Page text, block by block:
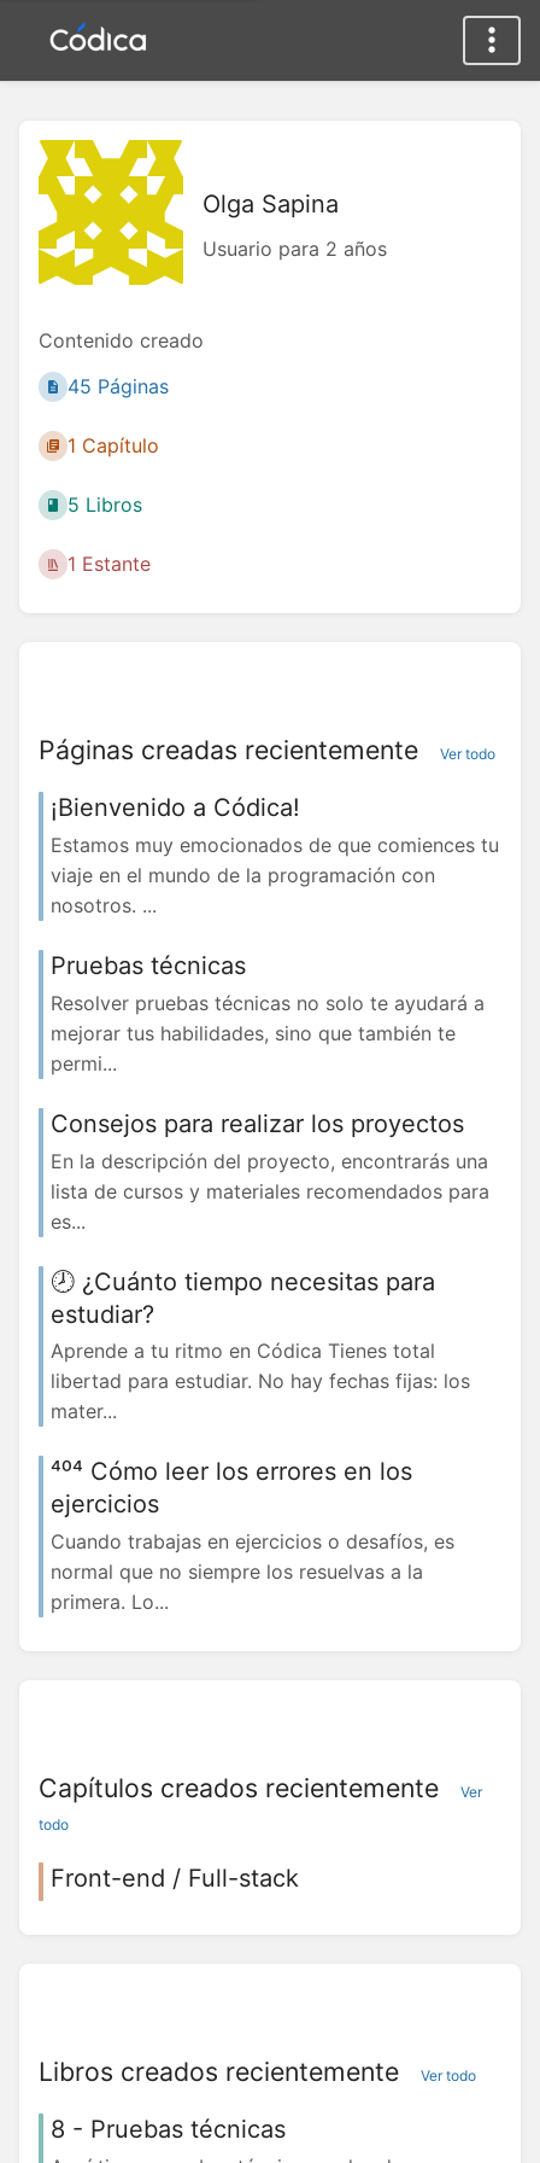
Olga Sapina
Usuario para 2 años
Contenido creado
45 Páginas
1 Capítulo
5 Libros
1 Estante
Páginas creadas recientemente Ver todo
¡Bienvenido a Códica!
Estamos muy emocionados de que comiences tu
viaje en el mundo de la programación con
nosotros. ...
Pruebas técnicas
Resolver pruebas técnicas no solo te ayudará a
mejorar tus habilidades, sino que también te
permi...
Consejos para realizar los proyectos
En la descripción del proyecto, encontrarás una
lista de cursos y materiales recomendados para
es...
🕗 ¿Cuánto tiempo necesitas para
estudiar?
Aprende a tu ritmo en Códica Tienes total
libertad para estudiar. No hay fechas fijas: los
mater...
⁴⁰⁴ Cómo leer los errores en los
ejercicios
Cuando trabajas en ejercicios o desafíos, es
normal que no siempre los resuelvas a la
primera. Lo...
Capítulos creados recientemente
Ver
todo
Front-end / Full-stack
Libros creados recientemente Ver todo
8 - Pruebas técnicas